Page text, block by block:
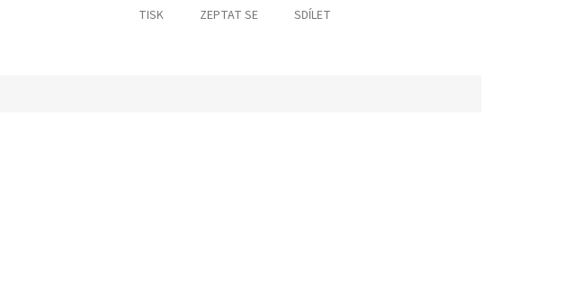
TISK ZEPTAT SE SDÍLET